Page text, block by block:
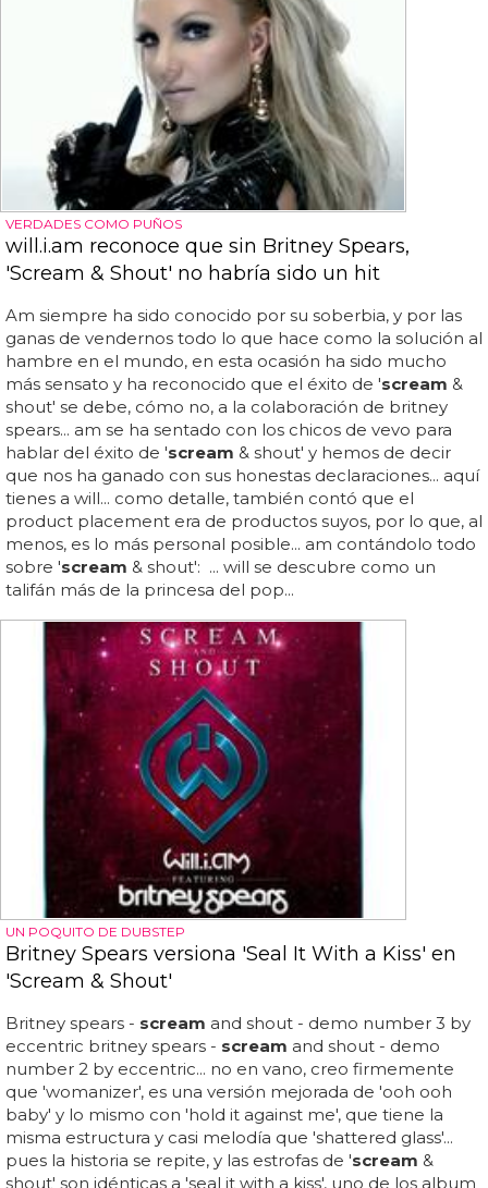
VERDADES COMO PUÑOS
will.i.am reconoce que sin Britney Spears,
'Scream & Shout' no habría sido un hit
Am siempre ha sido conocido por su soberbia, y por las
ganas de vendernos todo lo que hace como la solución al
hambre en el mundo, en esta ocasión ha sido mucho
más sensato y ha reconocido que el éxito de 'scream &
shout' se debe, cómo no, a la colaboración de britney
spears... am se ha sentado con los chicos de vevo para
hablar del éxito de 'scream & shout' y hemos de decir
que nos ha ganado con sus honestas declaraciones... aquí
tienes a will... como detalle, también contó que el
product placement era de productos suyos, por lo que, al
menos, es lo más personal posible... am contándolo todo
sobre 'scream & shout': ... will se descubre como un
talifán más de la princesa del pop...
UN POQUITO DE DUBSTEP
Britney Spears versiona 'Seal It With a Kiss' en
'Scream & Shout'
Britney spears - scream and shout - demo number 3 by
eccentric britney spears - scream and shout - demo
number 2 by eccentric... no en vano, creo firmemente
que 'womanizer', es una versión mejorada de 'ooh ooh
baby' y lo mismo con 'hold it against me', que tiene la
misma estructura y casi melodía que 'shattered glass'...
pues la historia se repite, y las estrofas de 'scream &
shout' son idénticas a 'seal it with a kiss', uno de los album